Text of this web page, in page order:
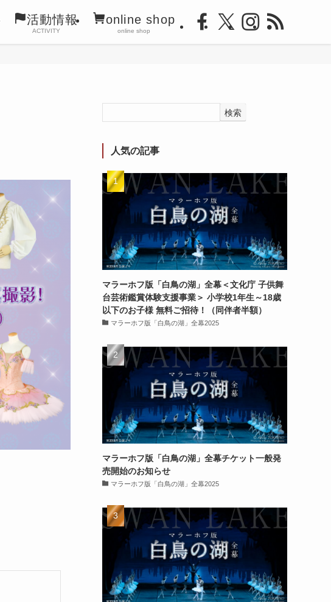
活動情報
ACTIVITY
online shop
online shop
検索
人気の記事
マラーホフ版「白鳥の湖」全幕＜文化庁 子供舞
台芸術鑑賞体験支援事業＞ 小学校1年生～18歳
以下のお子様 無料ご招待！（同伴者半額）
マラーホフ版「白鳥の湖」全幕2025
マラーホフ版「白鳥の湖」全幕チケット一般発
売開始のお知らせ
マラーホフ版「白鳥の湖」全幕2025